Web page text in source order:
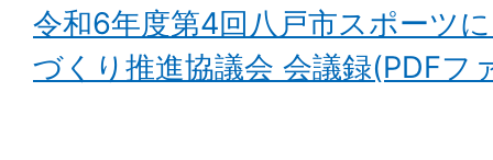
令和6年度第4回八戸市スポーツ
づくり推進協議会 会議録(PDFフ